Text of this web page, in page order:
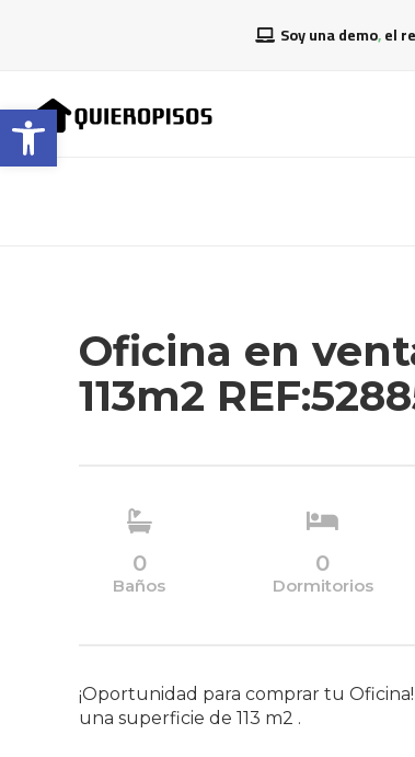
Abrir barra de herramientas
Soy una demo, el
Oficina en
113m2
0
Baños
0
Dormitorios
¡Oportunidad para comprar tu
una superficie de 113 m2 .